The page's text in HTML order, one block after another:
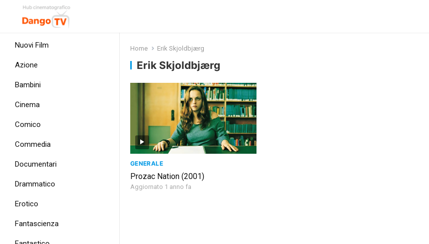
Nuovi Film
Azione
Bambini
Cinema
Comico
Commedia
Documentari
Drammatico
Erotico
Fantascienza
Home Erik Skjoldbjærg
Erik Skjoldbjærg
GENERALE
Prozac Nation (2001)
Aggiornato 1 anno fa